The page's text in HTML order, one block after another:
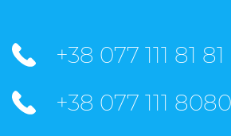
+38 077 111 81 81
+38 077 111 8080